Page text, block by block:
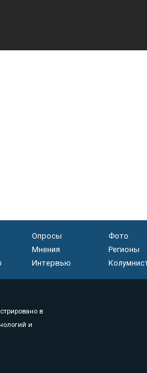
Опросы
Фото
Мнения
Регионы
Интервью
в
и